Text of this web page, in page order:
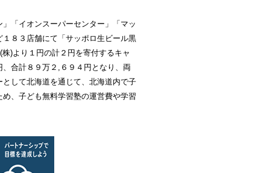
「イオンスーパーセンター」「マッ
８３店舗にて「サッポロ生ビール黒
)より１円の計２円を寄付するキャ
合計８９万２,６９４円となり、両
して北海道を通じて、北海道内で子
、子ども無料学習塾の運営費や学習